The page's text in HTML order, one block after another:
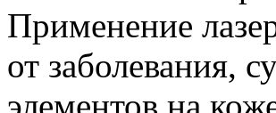
Применение
от заболевания,
элементов на